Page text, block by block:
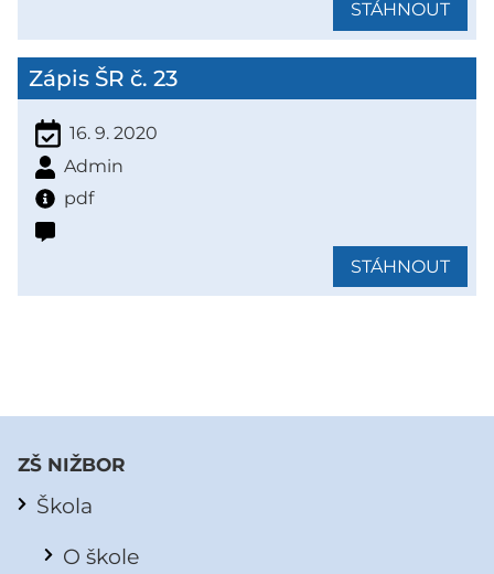
STÁHNOUT
Zápis ŠR č. 23
16. 9. 2020
Admin
pdf
STÁHNOUT
ZŠ NIŽBOR
Škola
O škole